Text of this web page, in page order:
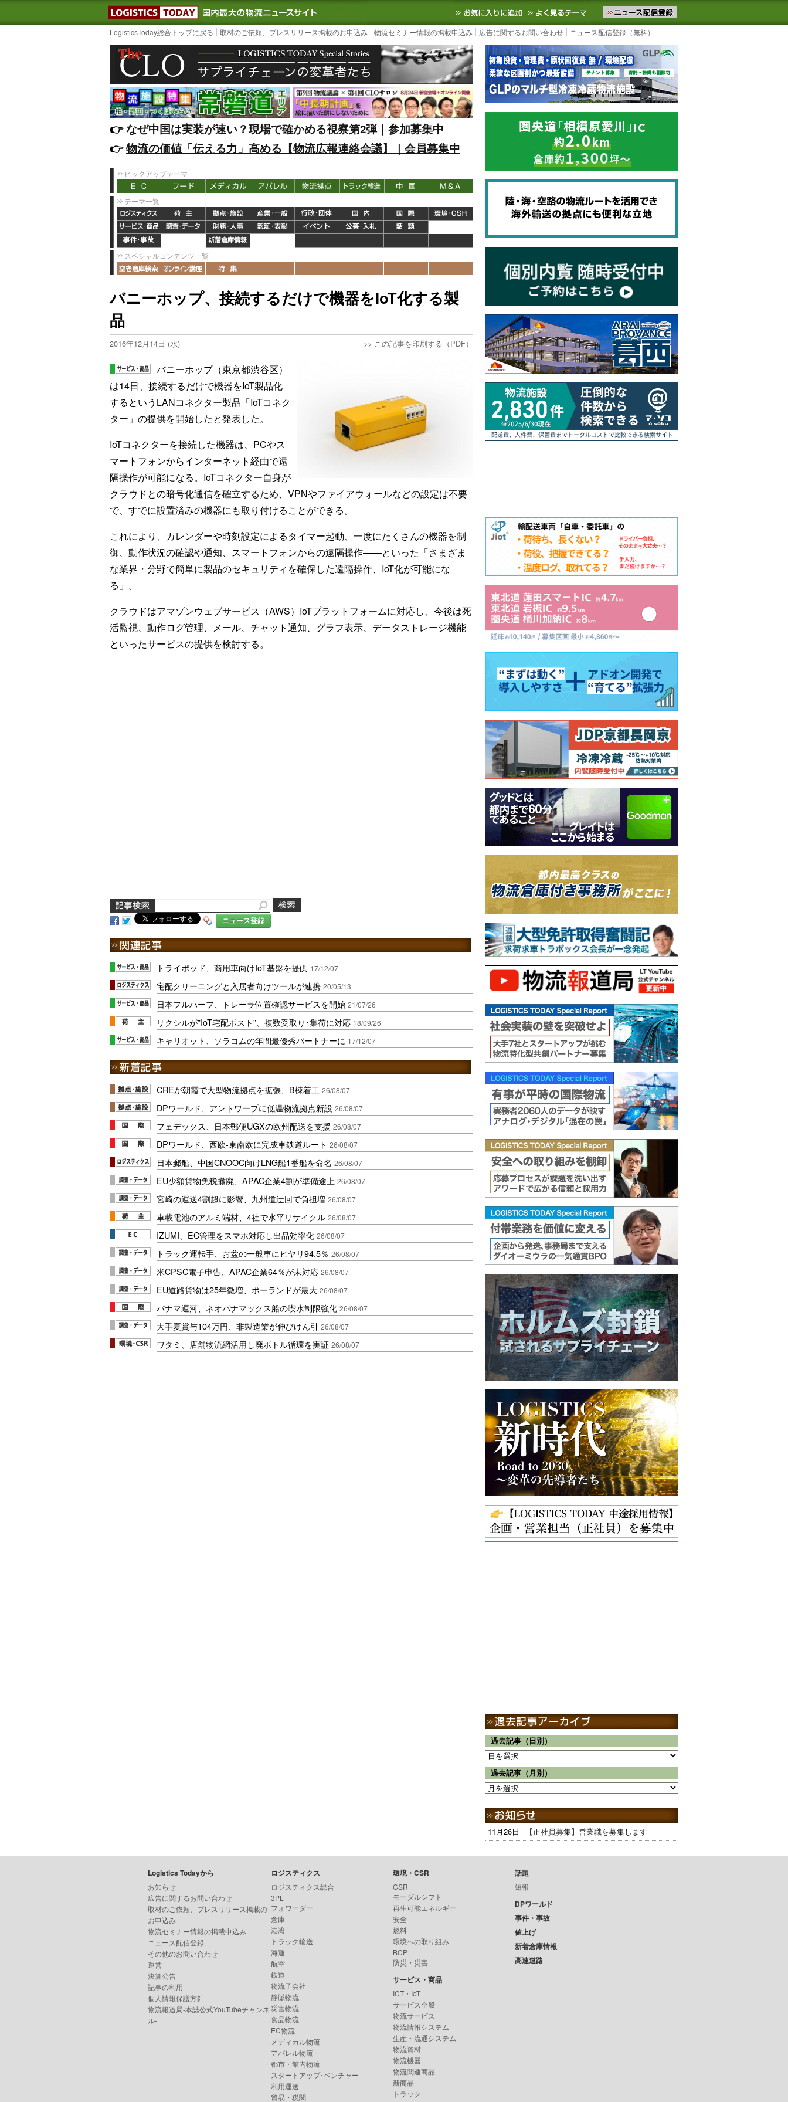
LOGISTICS TODAY｜国内最大の物流ニュースサイト3PL, SCMなど国内外の最新の物流ニュースをお届けします。物流ニュースメール配信を登録す
お気に入りに追加 よく見るテーマ
LogisticsToday総合トップに戻る 取材のご依頼、プレスリリース掲載のお申込み 物流セミナー情報の掲載申込み 広告に関するお問い合わせ ニュース配信登録（無料）
👉️なぜ中国は実装が速い？現場で確かめる視察第2弾｜参加募集中
👉️物流の価値「伝える力」高める【物流広報連絡会議】｜会員募集中
ピックアップテーマ
テーマ一覧
スペシャルコンテンツ一覧
バニーホップ、接続するだけで機器をIoT化する製
品
2016年12月14日 (水) >> この記事を印刷する（PDF）
バニーホップ（東京都渋谷区）
は14日、接続するだけで機器をIoT製品化
するというLANコネクター製品「IoTコネク
ター」の提供を開始したと発表した。
IoTコネクターを接続した機器は、PCやス
マートフォンからインターネット経由で遠
隔操作が可能になる。IoTコネクター自身が
クラウドとの暗号化通信を確立するため、VPNやファイアウォールなどの設定は不要
で、すでに設置済みの機器にも取り付けることができる。
これにより、カレンダーや時刻設定によるタイマー起動、一度にたくさんの機器を制
御、動作状況の確認や通知、スマートフォンからの遠隔操作――といった「さまざま
な業界・分野で簡単に製品のセキュリティを確保した遠隔操作、IoT化が可能にな
る」。
クラウドはアマゾンウェブサービス（AWS）IoTプラットフォームに対応し、今後は死
活監視、動作ログ管理、メール、チャット通知、グラフ表示、データストレージ機能
といったサービスの提供を検討する。
ニュース登録
トライポッド、商用車向けIoT基盤を提供 17/12/07
宅配クリーニングと入居者向けツールが連携 20/05/13
日本フルハーフ、トレーラ位置確認サービスを開始 21/07/26
リクシルが”IoT宅配ポスト”、複数受取り･集荷に対応 18/09/26
キャリオット、ソラコムの年間最優秀パートナーに 17/12/07
CREが朝霞で大型物流拠点を拡張、B棟着工 26/08/07
DPワールド、アントワープに低温物流拠点新設 26/08/07
フェデックス、日本郵便UGXの欧州配送を支援 26/08/07
DPワールド、西欧-東南欧に完成車鉄道ルート 26/08/07
日本郵船、中国CNOOC向けLNG船1番船を命名 26/08/07
EU少額貨物免税撤廃、APAC企業4割が準備途上 26/08/07
宮崎の運送4割超に影響、九州道迂回で負担増 26/08/07
車載電池のアルミ端材、4社で水平リサイクル 26/08/07
IZUMI、EC管理をスマホ対応し出品効率化 26/08/07
トラック運転手、お盆の一般車にヒヤリ94.5％ 26/08/07
米CPSC電子申告、APAC企業64％が未対応 26/08/07
EU道路貨物は25年微増、ポーランドが最大 26/08/07
パナマ運河、ネオパナマックス船の喫水制限強化 26/08/07
大手夏賞与104万円、非製造業が伸びけん引 26/08/07
ワタミ、店舗物流網活用し廃ボトル循環を実証 26/08/07
過去記事（日別）
過去記事（月別）
11月26日 【正社員募集】営業職を募集します
Logistics Todayから
お知らせ
広告に関するお問い合わせ
取材のご依頼、プレスリリース掲載の
お申込み
物流セミナー情報の掲載申込み
ニュース配信登録
その他のお問い合わせ
運営
決算公告
記事の利用
個人情報保護方針
物流報道局-本誌公式YouTubeチャンネ
ル-
ロジスティクス
ロジスティクス総合
3PL
フォワーダー
倉庫
港湾
トラック輸送
海運
航空
鉄道
物流子会社
静脈物流
災害物流
食品物流
EC物流
メディカル物流
アパレル物流
都市・館内物流
スタートアップ･ベンチャー
利用運送
貿易・税関
環境・CSR
CSR
モーダルシフト
再生可能エネルギー
安全
燃料
環境への取り組み
BCP
防災・災害
サービス・商品
ICT・IoT
サービス全般
物流サービス
物流情報システム
生産・流通システム
物流資材
物流機器
物流関連商品
新商品
トラック
話題
短報
DPワールド
事件・事故
値上げ
新着倉庫情報
高速道路